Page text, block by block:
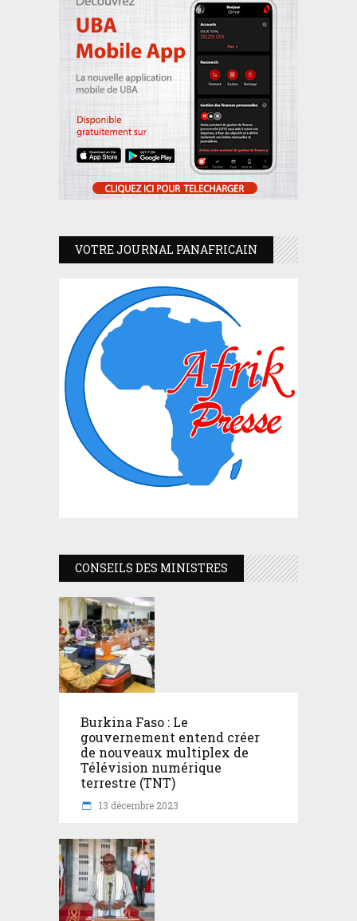
VOTRE JOURNAL PANAFRICAIN
CONSEILS DES MINISTRES
Burkina Faso : Le
gouvernement entend créer
de nouveaux multiplex de
Télévision numérique
terrestre (TNT)
13 décembre 2023